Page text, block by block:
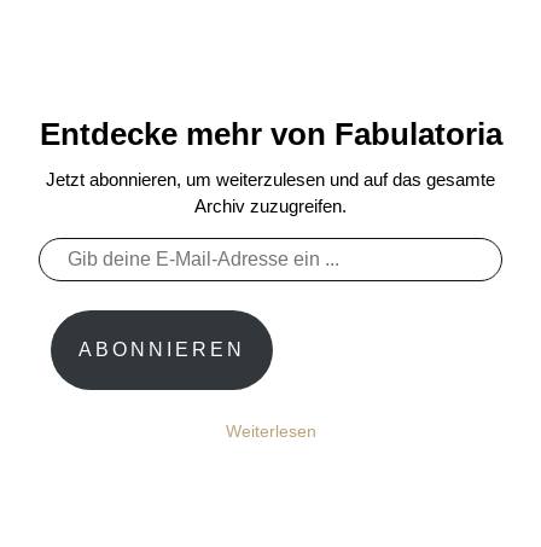
Entdecke mehr von Fabulatoria
Jetzt abonnieren, um weiterzulesen und auf das gesamte
Archiv zuzugreifen.
Gib
deine
Mail-
Adresse
ein ...
ABONNIEREN
Weiterlesen